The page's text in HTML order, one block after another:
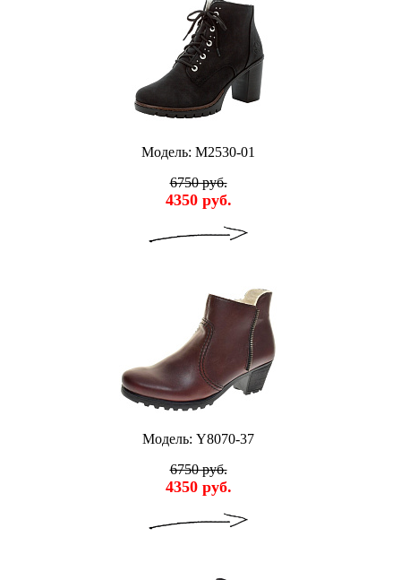
Модель: M2530-01
6750 руб.
4350 руб.
Модель: Y8070-37
6750 руб.
4350 руб.